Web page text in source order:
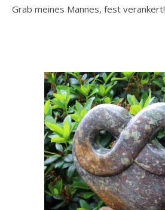
Grab meines Mannes, fest verankert!